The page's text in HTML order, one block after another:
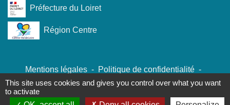
Préfecture du Loiret
Région Centre
Mentions légales - Politique de confidentialité -
Accessibilité - Plan du site - Gestion des cookies
This site uses cookies and gives you control over what you want
to activate